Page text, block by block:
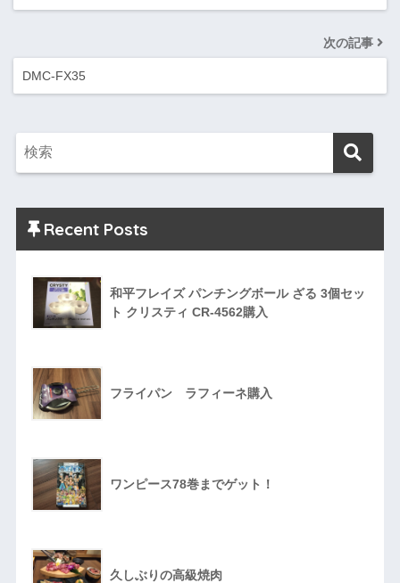
次の記事
DMC-FX35
Recent Posts
和平フレイズ パンチングボール ざる 3個セッ
ト クリスティ CR-4562購入
フライパン ラフィーネ購入
ワンピース78巻までゲット！
久しぶりの高級焼肉